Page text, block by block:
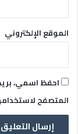
الموقع الإلكتروني
احفظ اسمي،
المتصفح